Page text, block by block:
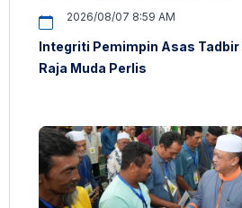
2026/08/07 8:59 AM
Integriti Pemimpin Asas Tadbir
Raja Muda Perlis